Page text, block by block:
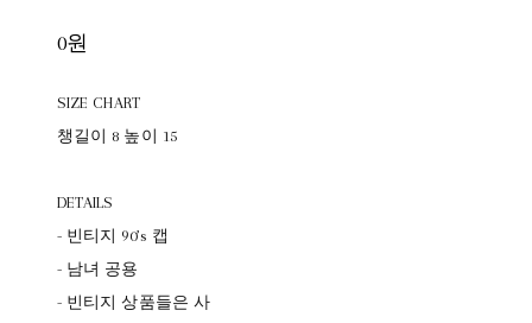
0원
SIZE CHART
챙길이 8 높이 15
DETAILS
- 빈티지 90’s 캡
- 남녀 공용
- 빈티지 상품들은 사